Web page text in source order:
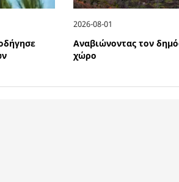
2026-08-01
Αναβιώνοντας τον
χώρο